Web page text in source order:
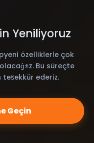
Yeniliyoruz
özelliklerle çok
Bu süreçte
ederiz.
Geçin